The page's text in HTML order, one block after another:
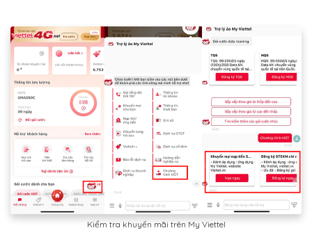
Kiểm tra khuyến mãi trên My Viettel